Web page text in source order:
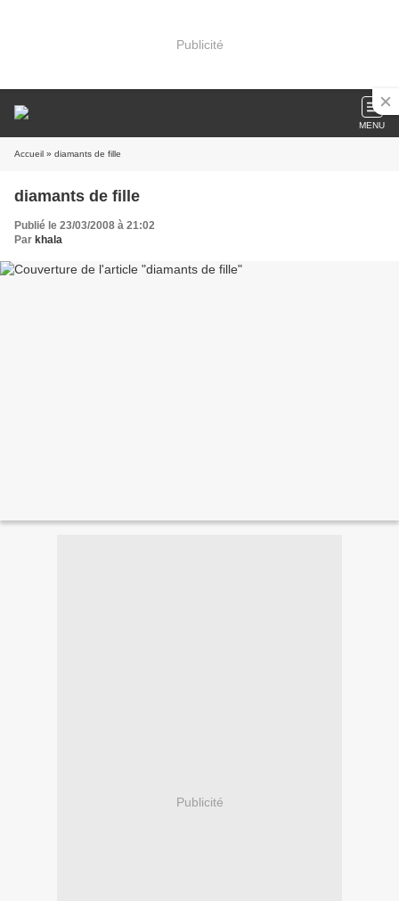
Publicité
MENU
Accueil » diamants de fille
diamants de fille
Publié le 23/03/2008 à 21:02
Par khala
Publicité